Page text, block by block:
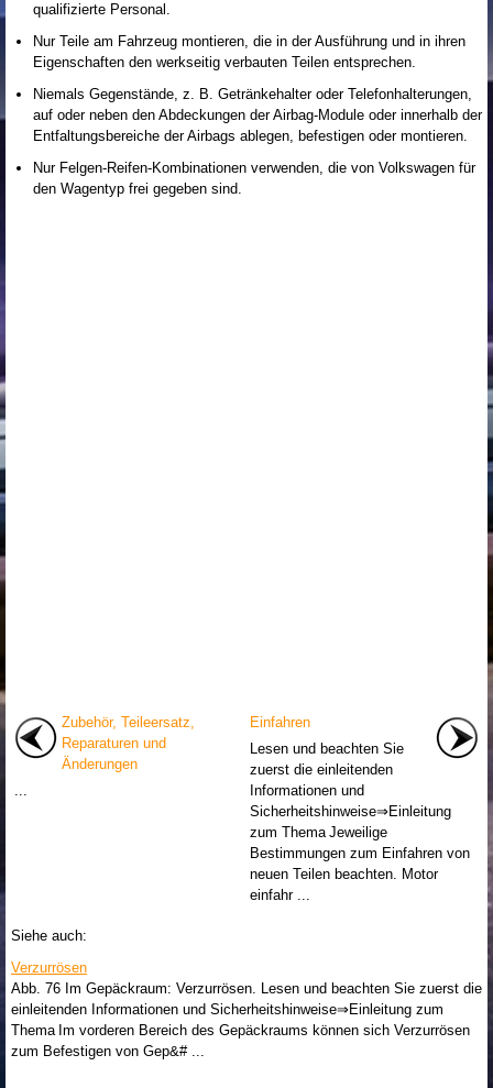
qualifizierte Personal.
Nur Teile am Fahrzeug montieren, die in der Ausführung und in ihren
Eigenschaften den werkseitig verbauten Teilen entsprechen.
Niemals Gegenstände, z. B. Getränkehalter oder Telefonhalterungen,
auf oder neben den Abdeckungen der Airbag-Module oder innerhalb der
Entfaltungsbereiche der Airbags ablegen, befestigen oder montieren.
Nur Felgen-Reifen-Kombinationen verwenden, die von Volkswagen für
den Wagentyp frei gegeben sind.
Zubehör, Teileersatz,
Reparaturen und
Änderungen
...
Einfahren
Lesen und beachten Sie
zuerst die einleitenden
Informationen und
Sicherheitshinweise⇒Einleitung
zum Thema Jeweilige
Bestimmungen zum Einfahren von
neuen Teilen beachten. Motor
einfahr ...
Siehe auch:
Verzurrösen
Abb. 76 Im Gepäckraum: Verzurrösen. Lesen und beachten Sie zuerst die
einleitenden Informationen und Sicherheitshinweise⇒Einleitung zum
Thema Im vorderen Bereich des Gepäckraums können sich Verzurrösen
zum Befestigen von Gep&# ...